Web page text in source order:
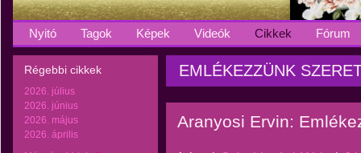
Nyitó Tagok Képek Videók Cikkek Fórum
Régebbi cikkek
2026. július
2026. június
2026. május
2026. április
EMLÉKEZZÜNK
Aranyosi Ervin: